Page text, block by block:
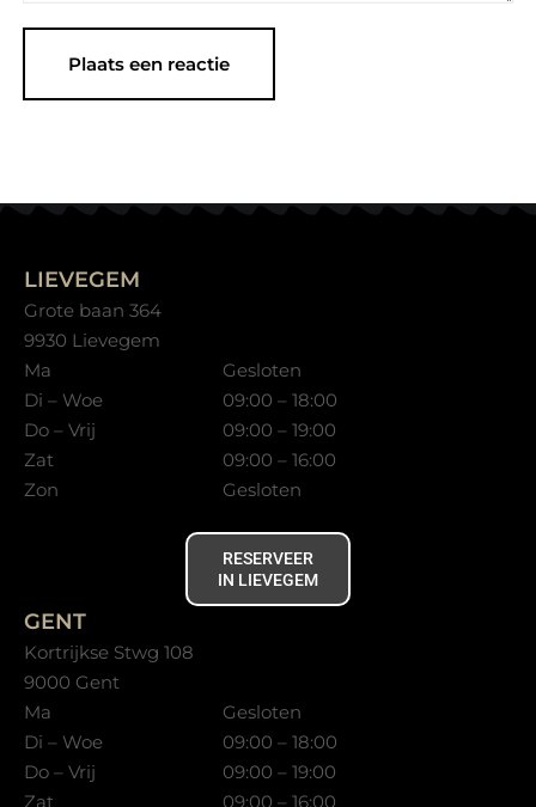
LIEVEGEM
Grote baan 364
9930 Lievegem
Ma
Gesloten
Di – Woe
09:00 – 18:00
Do – Vrij
09:00 – 19:00
Zat
09:00 – 16:00
Zon
Gesloten
RESERVEER
IN LIEVEGEM
GENT
Kortrijkse Stwg 108
9000 Gent
Ma
Gesloten
Di – Woe
09:00 – 18:00
Do – Vrij
09:00 – 19:00
Zat
09:00 – 16:00